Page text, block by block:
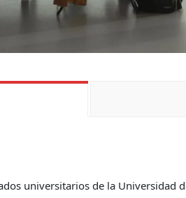
universitarios de la Universidad